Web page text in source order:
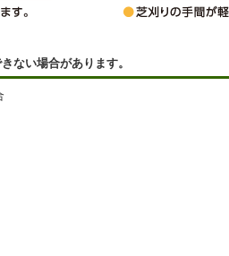
ない場合があります。